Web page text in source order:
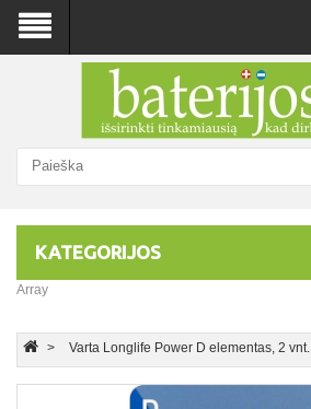
KATEGORIJOS
Array
Varta Longlife Power D elementas, 2 vnt.